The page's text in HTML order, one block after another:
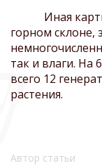
Иная
горном склоне,
так и влаги. На
всего 12
растения.
Автор статьи